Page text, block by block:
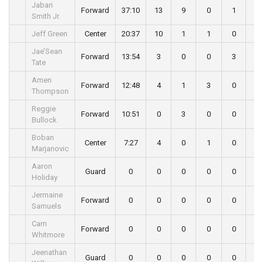
Jabari
Smith Jr.
Forward 37:10 13 9 0 1
Jeff Green Center 20:37 10 1 1 0
Jae’Sean
Tate
Forward 13:54 3 0 0 3
Amen
Thompson
Forward 12:48 4 1 3 0
Reggie
Bullock
Forward 10:51 0 3 0 0
Boban
Marjanovic
Center 7:27 4 0 1 0
Aaron
Holiday
Guard 0 0 0 0 0
Jermaine
Samuels
Forward 0 0 0 0 0
Cam
Whitmore
Forward 0 0 0 0 0
Jeenathan
Guard 0 0 0 0 0